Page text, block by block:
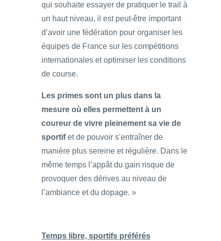
qui souhaite essayer de pratiquer le trail à
un haut niveau, il est peut-être important
d’avoir une fédération pour organiser les
équipes de France sur les compétitions
internationales et optimiser les conditions
de course.
Les primes sont un plus dans la
mesure où elles permettent à un
coureur de vivre pleinement sa vie de
sportifet de pouvoir s’entraîner de
manière plus sereine et régulière. Dans le
même temps l’appât du gain risque de
provoquer des dérives au niveau de
l’ambiance et du dopage. »
Temps libre, sportifs préférés